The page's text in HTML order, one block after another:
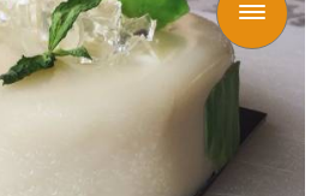
Toggle
navigation